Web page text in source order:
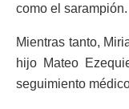
como el sarampión.
Mientras tanto,
hijo Mateo
seguimiento